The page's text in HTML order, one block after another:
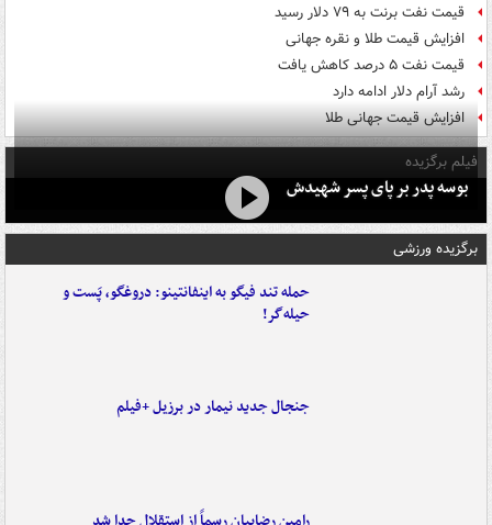
قیمت نفت برنت به ۷۹ دلار رسید
افزایش قیمت طلا و نقره جهانی
قیمت نفت ۵ درصد کاهش یافت
رشد آرام دلار ادامه دارد
افزایش قیمت جهانی طلا
فیلم برگزیده
بوسه‌ پدر بر پای پسر شهیدش
برگزیده ورزشی
حمله تند فیگو به اینفانتینو: دروغگو، پَست‌ و
حیله‌گر!
جنجال جدید نیمار در برزیل +فیلم